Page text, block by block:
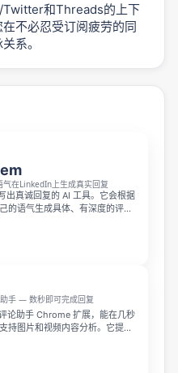
Twitter和Threads的上下
不必忍受订阅疲劳的同
系。
在LinkedIn上生成真实回复
真诚回复的 AI 工具。它会根据
的语气生成具体、有深度的评论
手 — 数秒即可完成回复
论助手 Chrome 扩展，能在几秒
持图片和视频内容分析。它提供